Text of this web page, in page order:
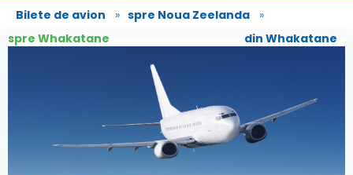
Bilete de avion » spre Noua Zeelanda »
spre Whakatane
din Whakatane